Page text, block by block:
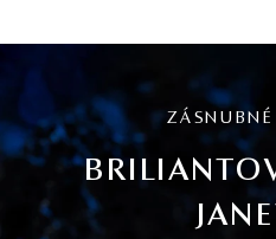
ZÁSNUBNÉ